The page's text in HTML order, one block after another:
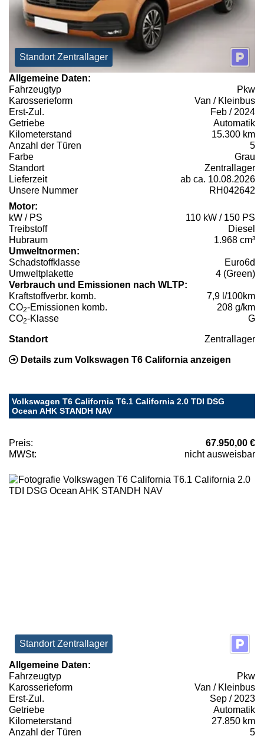
Standort Zentrallager
Allgemeine Daten:
Fahrzeugtyp
Pkw
Karosserieform
Van / Kleinbus
Erst-Zul.
Feb / 2024
Getriebe
Automatik
Kilometerstand
15.300 km
Anzahl der Türen
5
Farbe
Grau
Standort
Zentrallager
Lieferzeit
ab ca. 10.08.2026
Unsere Nummer
RH042642
Motor:
kW / PS
110 kW / 150 PS
Treibstoff
Diesel
Hubraum
1.968 cm³
Umweltnormen:
Schadstoffklasse
Euro6d
Umweltplakette
4 (Green)
Verbrauch und Emissionen nach WLTP:
Kraftstoffverbr. komb.
7,9 l/100km
CO2-Emissionen komb.
208 g/km
CO2-Klasse G
Standort Zentrallager
Details zum Volkswagen T6 California anzeigen
Volkswagen T6 California T6.1 California 2.0 TDI DSG
Ocean AHK STANDH NAV
Preis:
67.950,00 €
MWSt:
nicht ausweisbar
Standort Zentrallager
Allgemeine Daten:
Fahrzeugtyp
Pkw
Karosserieform
Van / Kleinbus
Erst-Zul.
Sep / 2023
Getriebe
Automatik
Kilometerstand
27.850 km
Anzahl der Türen
5